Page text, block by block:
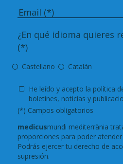
¿En qué idioma quieres
(*)
Castellano Catalán
He leído y acepto la política
boletines, noticias y
(*) Campos obligatorios
medicusmundi mediterrània
proporciones para poder
Podrás ejercer tu derecho de
supresión.